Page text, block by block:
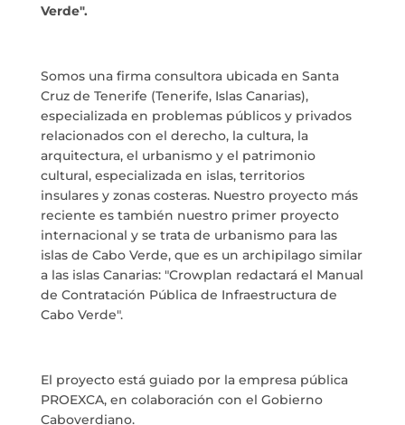
BLOG
SPAZIO CULTURALE EL TANQUE
CONTATTO
LA NEUROLITERATURA ENTRA
EN NUESTROS OBJETIVOS
porDigital
Verde".
Somos una firma consultora ubicada en Santa
Cruz de Tenerife (Tenerife, Islas Canarias),
especializada en problemas públicos y privados
relacionados con el derecho, la cultura, la
arquitectura, el urbanismo y el patrimonio
cultural, especializada en islas, territorios
insulares y zonas costeras. Nuestro proyecto más
reciente es también nuestro primer proyecto
internacional y se trata de urbanismo para las
islas de Cabo Verde, que es un archipilago similar
a las islas Canarias: "Crowplan redactará el Manual
de Contratación Pública de Infraestructura de
Cabo Verde".
El proyecto está guiado por la empresa pública
PROEXCA, en colaboración con el Gobierno
Caboverdiano.